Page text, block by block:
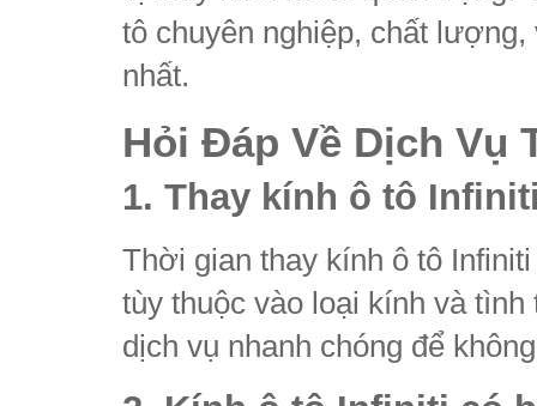
tô chuyên nghiệp, chất
nhất.
Hỏi Đáp Về Dịch Vụ
1. Thay kính ô tô
Thời gian thay kính ô tô
tùy thuộc vào loại kính và
dịch vụ nhanh chóng để